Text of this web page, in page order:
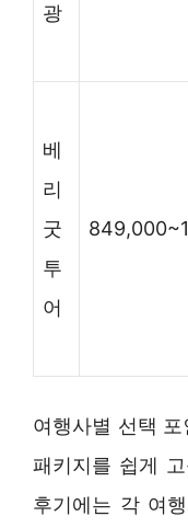
광
베
리
굿
투
어
여행사별 선택
패키지를 쉽게
후기에는 각 여